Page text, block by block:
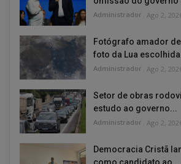
Administrador Ago 2,
Fotógrafo amador
foto da Lua
Administrador Ago 2,
Setor de obras
estudo ao governo...
Administrador Ago 2,
Democracia Cristã
como candidato ao...